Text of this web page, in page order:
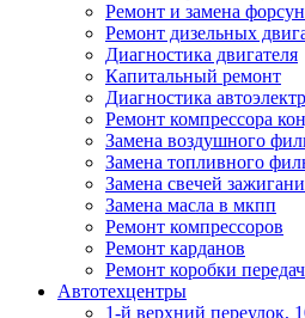
Ремонт и замена
Ремонт дизельных
Диагностика двигателя
Капитальный ремонт
Диагностика
Ремонт компрессора
Замена воздушного
Замена топливного
Замена свечей
Замена масла в мкпп
Ремонт компрессоров
Ремонт карданов
Ремонт коробки передач
Автотехцентры
1-й верхний переулок,